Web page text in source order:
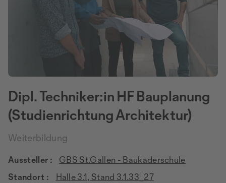
Dipl. Techniker:in HF Bauplanung
(Studienrichtung Architektur)
Weiterbildung
Aussteller :
GBS St.Gallen - Baukaderschule
Standort :
Halle 3.1, Stand 3.1.33_27